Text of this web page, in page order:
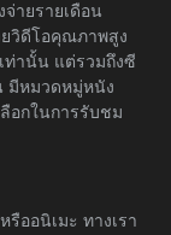
จ่ายรายเดือน
วิดีโอคุณภาพสูง
ท่านั้น แต่รวมถึงซี
มีหมวดหมู่หนัง
อกในการรับชม
ออนิเมะ ทางเรา